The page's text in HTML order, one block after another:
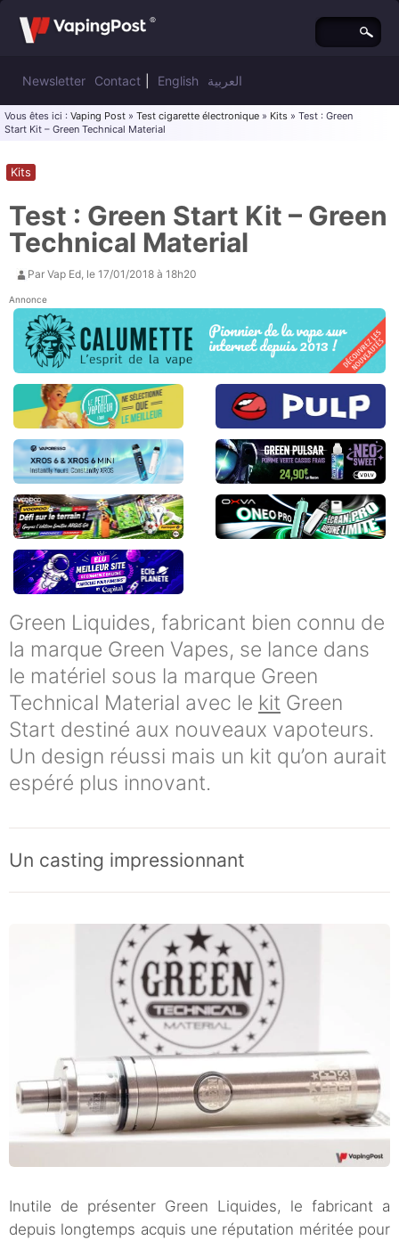
Newsletter Contact English العربية
Vous êtes ici : Vaping Post » Test cigarette électronique » Kits » Test : Green
Start Kit – Green Technical Material
Test : Green Start Kit – Green
Technical Material
Kits
Par Vap Ed, le 17/01/2018 à 18h20
Annonce
Green Liquides, fabricant bien connu de
la marque Green Vapes, se lance dans
le matériel sous la marque Green
Technical Material avec le kit Green
Start destiné aux nouveaux vapoteurs.
Un design réussi mais un kit qu’on aurait
espéré plus innovant.
Un casting impressionnant
Inutile de présenter Green Liquides, le fabricant a
depuis longtemps acquis une réputation méritée pour